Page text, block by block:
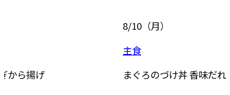
まぐろのづけ丼 香味だれ
なす